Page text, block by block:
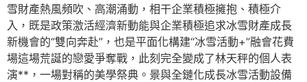
雪財產熱風頻吹、高潮涌動，相干企業積極擁抱、積極介
入，既是政策激活經濟新動能與企業積極追求冰雪財產成長
新機會的“雙向奔赴”，也是平面化構建“冰雪活動+”融會花費
場這場荒誕的戀愛爭奪戰，此刻完全變成了林天秤的個人表
演**，一場對稱的美學祭典。景與全鏈化成長冰雪活動設備